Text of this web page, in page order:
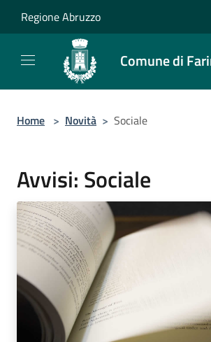
Regione Abruzzo
Comune di
Home > Novità > Sociale
Avvisi: Sociale